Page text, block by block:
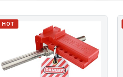
HOT